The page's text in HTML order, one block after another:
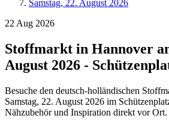
Samstag, 22. August 2026
22 Aug 2026
Stoffmarkt in Hannover
August 2026 -
Besuche den deutsch-holländischen
Samstag, 22. August 2026 im
Nähzubehör und Inspiration direkt vor Ort.